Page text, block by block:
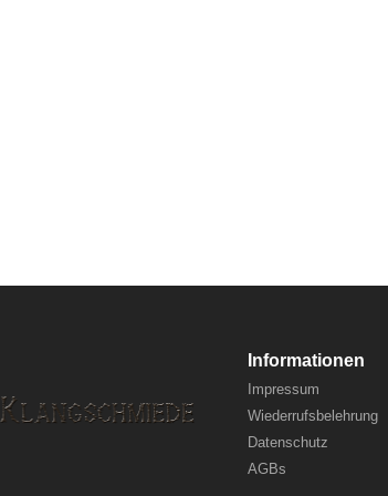
Informationen
Impressum
Wiederrufsbelehrung
Datenschutz
AGBs